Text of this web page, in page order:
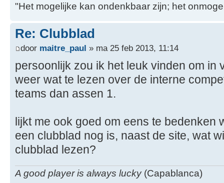
"Het mogelijke kan ondenkbaar zijn; het
Re: Clubblad
door maitre_paul » ma 25 feb 2013, 11:14
persoonlijk zou ik het leuk vinden om in
weer wat te lezen over de interne
teams dan assen 1.
lijkt me ook goed om eens te bedenken
een clubblad nog is, naast de site, wat
clubblad lezen?
A good player is always lucky(Capablanca)